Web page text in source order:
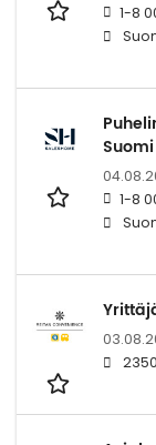
1-8
Suomi
1-8